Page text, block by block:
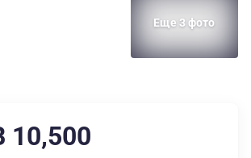
Еще 3 фото
10,500